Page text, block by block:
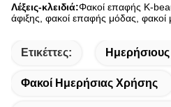
Λέξεις-κλειδιά:Φακοί επαφής K-
άφιξης, φακοί επαφής μόδας, φακοί
Ετικέττες:
Φακοί Ημερήσιας Χρήσης